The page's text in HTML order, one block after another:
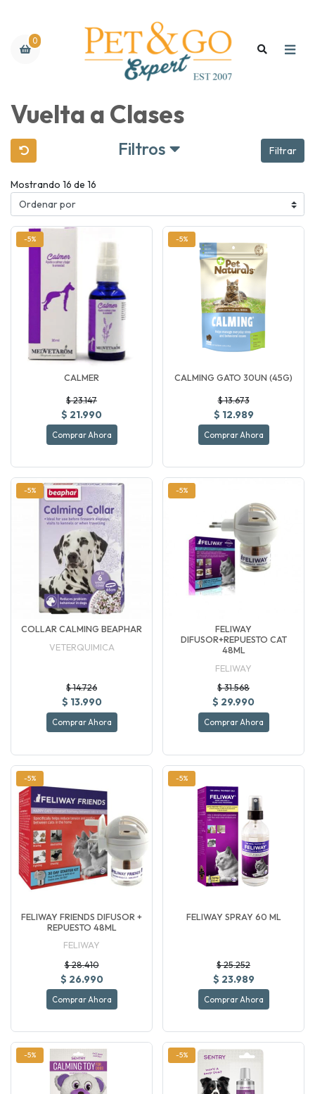
0
Vuelta a Clases
Filtros Filtrar
Mostrando 16 de 16
-5%
CALMER
$ 23.147
$ 21.990
Comprar Ahora
-5%
CALMING GATO 30UN (45G)
$ 13.673
$ 12.989
Comprar Ahora
-5%
COLLAR CALMING BEAPHAR
VETERQUIMICA
$ 14.726
$ 13.990
Comprar Ahora
-5%
FELIWAY
DIFUSOR+REPUESTO CAT
48ML
FELIWAY
$ 31.568
$ 29.990
Comprar Ahora
-5%
FELIWAY FRIENDS DIFUSOR +
REPUESTO 48ML
FELIWAY
$ 28.410
$ 26.990
Comprar Ahora
-5%
FELIWAY SPRAY 60 ML
$ 25.252
$ 23.989
Comprar Ahora
-5% -5%